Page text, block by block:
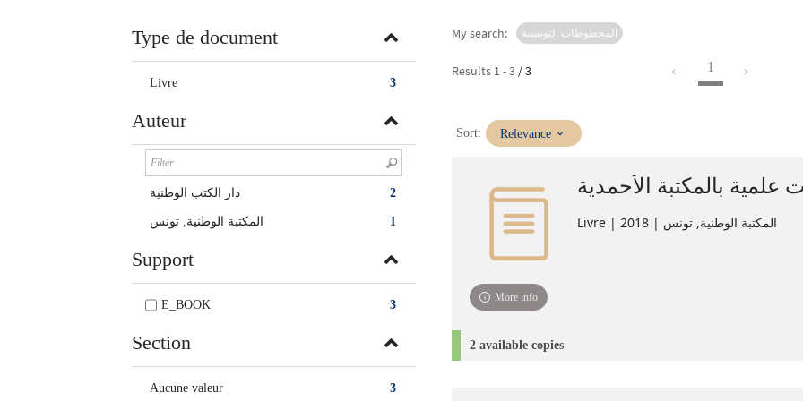
My search: المخطوطات التونسية
Results 1 -3 / 3 1
Sort:(Immediate
update)
Relevance
بالمكتبة الأحمدية‏‏
Livre | المكتبة الوطنية, تونس | 2018
More info
2 available copies
Type de document
3
Livre
Auteur
2 دار الكتب الوطنية
1 المكتبة الوطنية, تونس
Support
3
E_BOOK
Section
3
Aucune valeur